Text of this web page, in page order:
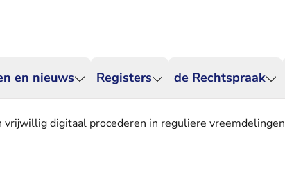
en nieuws Registers de Rechtspraak
vrijwillig digitaal procederen in reguliere